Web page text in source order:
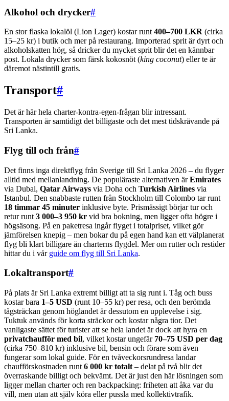
Alkohol och drycker#
En stor flaska lokalöl (Lion Lager) kostar runt 400–700 LKR (cirka
15–25 kr) i butik och mer på restaurang. Importerad sprit är dyrt och
alkoholskatten hög, så dricker du mycket sprit blir det en kännbar
post. Lokala drycker som färsk kokosnöt (king coconut) eller te är
däremot nästintill gratis.
Transport#
Det är här hela charter-kontra-egen-frågan blir intressant.
Transporten är samtidigt det billigaste och det mest tidskrävande på
Sri Lanka.
Flyg till och från#
Det finns inga direktflyg från Sverige till Sri Lanka 2026 – du flyger
alltid med mellanlandning. De populäraste alternativen ärEmirates
via Dubai, Qatar Airways via Doha och Turkish Airlines via
Istanbul. Den snabbaste rutten från Stockholm till Colombo tar runt
18 timmar 45 minuter inklusive byte. Prismässigt börjar tur och
retur runt 3 000–3 950 kr vid bra bokning, men ligger ofta högre i
högsäsong. På en paketresa ingår flyget i totalpriset, vilket gör
jämförelsen knepig – men bokar du på egen hand kan ett välplanerat
flyg bli klart billigare än charterns flygdel. Mer om rutter och restider
hittar du i vår guide om flyg till Sri Lanka.
Lokaltransport#
På plats är Sri Lanka extremt billigt att ta sig runt i. Tåg och buss
kostar bara 1–5 USD (runt 10–55 kr) per resa, och den berömda
tågsträckan genom höglandet är dessutom en upplevelse i sig.
Tuktuk används för korta sträckor och kostar några tior. Det
vanligaste sättet för turister att se hela landet är dock att hyra en
privatchaufför med bil, vilket kostar ungefär 70–75 USD per dag
(cirka 750–810 kr) inklusive bil, bensin och förare som även
fungerar som lokal guide. För en tvåveckorsrundresa landar
chaufförskostnaden runt 6 000 kr totalt – delat på två blir det
överraskande billigt och bekvämt. Det är just den här lösningen som
ligger mellan charter och ren backpacking: friheten att åka var du
vill, men utan att själv köra eller pussla med kollektivtrafik.